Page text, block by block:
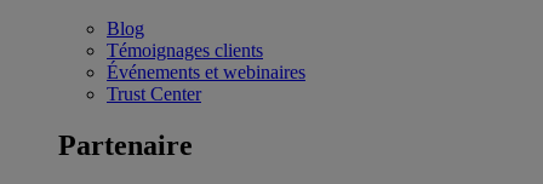
Blog
Témoignages clients
Événements et webinaires
Trust Center
Partenaire